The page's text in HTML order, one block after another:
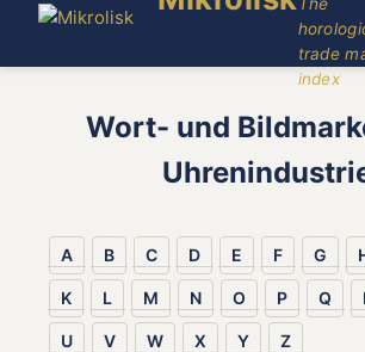
trade
index
Wort- und
A B C D E F G
K L M N O P Q
U V W X Y Z